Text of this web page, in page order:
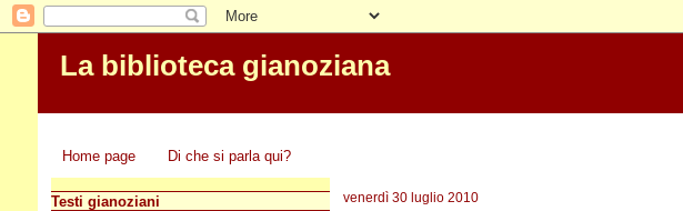
La biblioteca gianoziana
Home page Di che si parla qui?
Testi gianoziani
venerdì 30 luglio 2010